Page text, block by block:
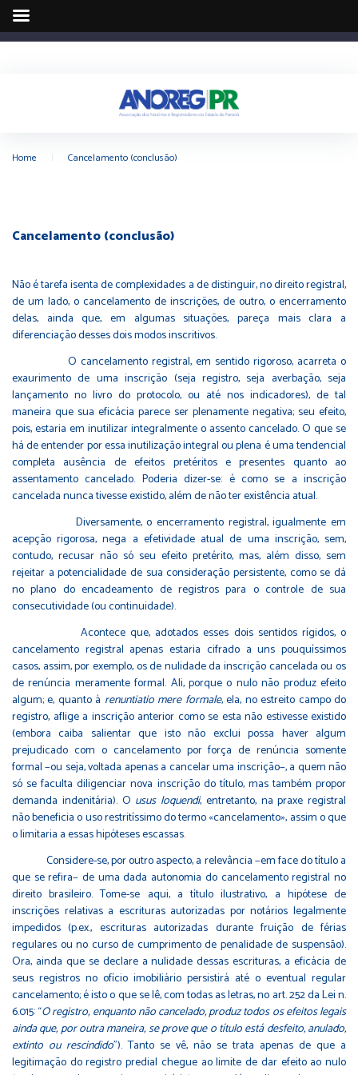
Home Cancelamento (conclusão)
Cancelamento (conclusão)
Não é tarefa isenta de complexidades a de distinguir, no direito registral,
de um lado, o cancelamento de inscrições, de outro, o encerramento
delas, ainda que, em algumas situações, pareça mais clara a
diferenciação desses dois modos inscritivos.
O cancelamento registral, em sentido rigoroso, acarreta o
exaurimento de uma inscrição (seja registro, seja averbação, seja
lançamento no livro do protocolo, ou até nos indicadores), de tal
maneira que sua eficácia parece ser plenamente negativa; seu efeito,
pois, estaria em inutilizar integralmente o assento cancelado. O que se
há de entender por essa inutilização integral ou plena é uma tendencial
completa ausência de efeitos pretéritos e presentes quanto ao
assentamento cancelado. Poderia dizer-se: é como se a inscrição
cancelada nunca tivesse existido, além de não ter existência atual.
Diversamente, o encerramento registral, igualmente em
acepção rigorosa, nega a efetividade atual de uma inscrição, sem,
contudo, recusar não só seu efeito pretérito, mas, além disso, sem
rejeitar a potencialidade de sua consideração persistente, como se dá
no plano do encadeamento de registros para o controle de sua
consecutividade (ou continuidade).
Acontece que, adotados esses dois sentidos rígidos, o
cancelamento registral apenas estaria cifrado a uns pouquíssimos
casos, assim, por exemplo, os de nulidade da inscrição cancelada ou os
de renúncia meramente formal. Ali, porque o nulo não produz efeito
algum; e, quanto à renuntiatio mere formale, ela, no estreito campo do
registro, aflige a inscrição anterior como se esta não estivesse existido
(embora caiba salientar que isto não exclui possa haver algum
prejudicado com o cancelamento por força de renúncia somente
formal −ou seja, voltada apenas a cancelar uma inscrição−, a quem não
só se faculta diligenciar nova inscrição do título, mas também propor
demanda indenitária). O usus loquendi, entretanto, na praxe registral
não beneficia o uso restritíssimo do termo «cancelamento», assim o que
o limitaria a essas hipóteses escassas.
Considere-se, por outro aspecto, a relevância −em face do título a
que se refira− de uma dada autonomia do cancelamento registral no
direito brasileiro. Tome-se aqui, a título ilustrativo, a hipótese de
inscrições relativas a escrituras autorizadas por notários legalmente
impedidos (p.ex., escrituras autorizadas durante fruição de férias
regulares ou no curso de cumprimento de penalidade de suspensão).
Ora, ainda que se declare a nulidade dessas escrituras, a eficácia de
seus registros no ofício imobiliário persistirá até o eventual regular
cancelamento; é isto o que se lê, com todas as letras, no art. 252 da Lei n.
6.015: “O registro, enquanto não cancelado, produz todos os efeitos legais
ainda que, por outra maneira, se prove que o título está desfeito, anulado,
extinto ou rescindido”). Tanto se vê, não se trata apenas de que a
legitimação do registro predial chegue ao limite de dar efeito ao nulo